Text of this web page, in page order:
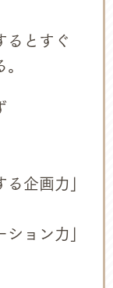
るとすぐ
企画力」
ョン力」